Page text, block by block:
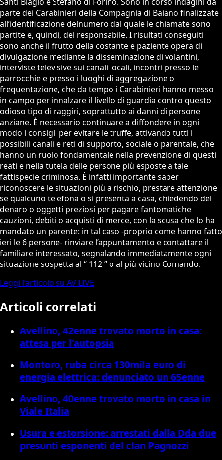
parte dei Carabinieri della Compagnia di Baiano finalizzate
all’identificazione delnumero dal quale le chiamate sono
partite e, quindi, del responsabile. I risultati conseguiti
sono anche il frutto della costante e paziente opera di
divulgazione mediante la disseminazione di volantini,
interviste televisive sui canali locali, incontri presso le
parrocchie e presso i luoghi di aggregazione o
frequentazione, che da tempo i Carabinieri hanno messo
in campo per innalzare il livello di guardia contro questo
odioso tipo di raggiri, soprattutto ai danni di persone
anziane. È necessario continuare a diffondere in ogni
modo i consigli per evitare le truffe, attivando tutti i
possibili canali e reti di supporto, sociale o parentale, che
hanno un ruolo fondamentale nella prevenzione di questi
reati e nella tutela delle persone più esposte a tale
fattispecie criminosa. È infatti importante saper
riconoscere le situazioni più a rischio, prestare attenzione
se qualcuno telefona o si presenta a casa, chiedendo del
denaro o oggetti preziosi per pagare fantomatiche
cauzioni, debiti o acquisti di merce, con la scusa che lo ha
mandato un parente: in tal caso -proprio come hanno fatto
ieri le 6 persone- rinviare l’appuntamento e contattare il
familiare interessato, segnalando immediatamente ogni
situazione sospetta al “ 112 ” o al più vicino Comando.
Leggi l’articolo su AV LIVE
Articoli correlati
Avellino, 42enne trovato morto in casa:
attesa per l'autopsia
Montoro, ruba circa 130mila euro di
energia elettrica: denunciato un 65enne
Avellino, 40enne trovato morto in casa in
Viale Italia
Usura e estorsione: arrestati dalla Dda due
presunti esponenti del clan Pagnozzi